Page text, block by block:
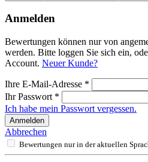
Anmelden
Bewertungen können nur von
werden. Bitte loggen Sie sich ein,
Account. Neuer Kunde?
Ihre E-Mail-Adresse *
Ihr Passwort *
Ich habe mein Passwort vergessen.
Anmelden
Abbrechen
Bewertungen nur in der aktuellen